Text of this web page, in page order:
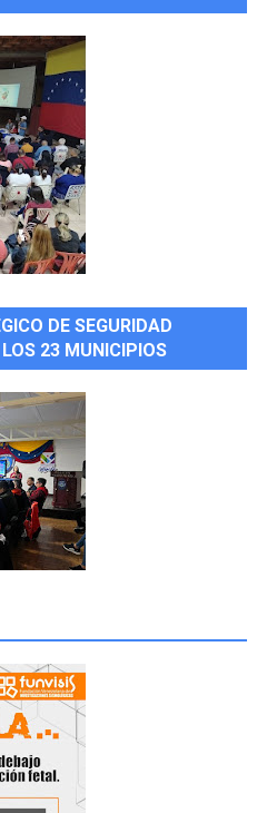
DE SEGURIDAD
23 MUNICIPIOS